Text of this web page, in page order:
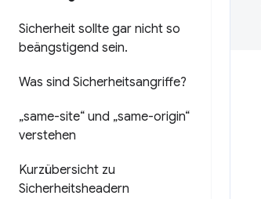
Sicherheit sollte gar nicht so
beängstigend sein.
Was sind Sicherheitsangriffe?
„same-site“ und „same-origin“
verstehen
Kurzübersicht zu
Sicherheitsheadern